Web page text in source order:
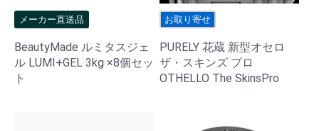
メーカー直送品
BeautyMade ルミタスジェ
ル LUMI+GEL 3kg ×8個セッ
ト
お取り寄せ
PURELY 花蔵 新型オセロ
ザ・スキンズ プロ
OTHELLO The SkinsPro